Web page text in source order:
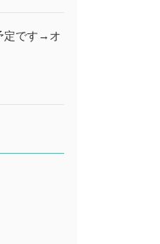
定です→オ